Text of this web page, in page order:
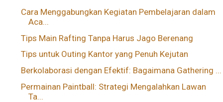
Cara Menggabungkan Kegiatan Pembelajaran dalam
Aca...
Tips Main Rafting Tanpa Harus Jago Berenang
Tips untuk Outing Kantor yang Penuh Kejutan
Berkolaborasi dengan Efektif: Bagaimana Gathering ...
Permainan Paintball: Strategi Mengalahkan Lawan
Ta...